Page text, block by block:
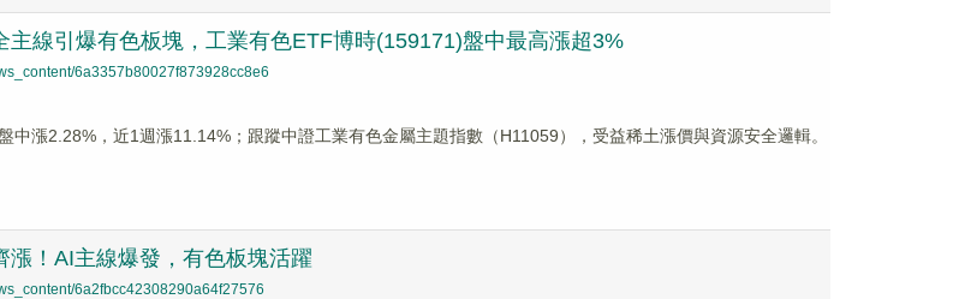
主線引爆有色板塊，工業有色ETF博時(159171)盤中最高漲超3%
6a3357b80027f873928cc8e6
中漲2.28%，近1週漲11.14%；跟蹤中證工業有色金屬主題指數（H11059），受益稀土漲價與資源安全邏輯。
漲！AI主線爆發，有色板塊活躍
6a2fbcc42308290a64f27576